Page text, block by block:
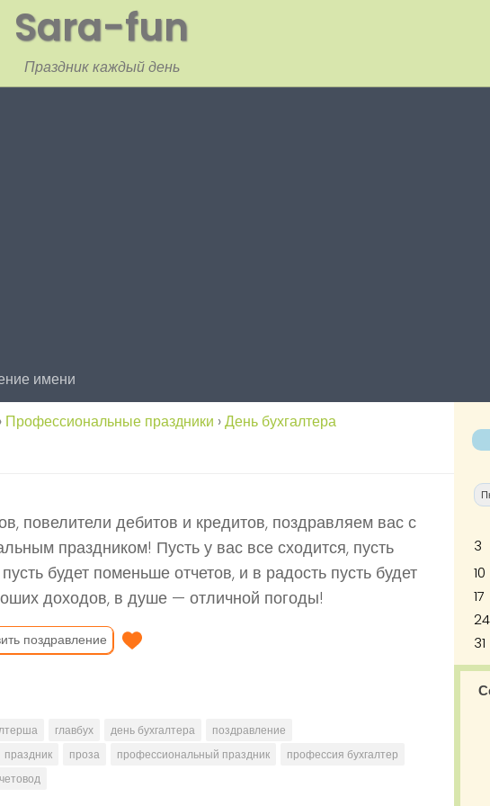
Sara-fun
Праздник каждый день
имени
› Профессиональные праздники ›День бухгалтера
повелители дебитов и кредитов, поздравляем вас с
праздником! Пусть у вас все сходится, пусть
будет поменьше отчетов, и в радость пусть будет
доходов, в душе — отличной погоды!
поздравление
главбух день бухгалтера
поздравление
праздник проза профессиональный праздник
профессия бухгалтер
3
10
17
24
31